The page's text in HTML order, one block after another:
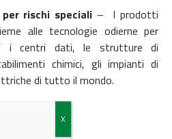
rischi speciali –
I prodotti
alle tecnologie odierne per
i centri dati, le strutture di
chimici, gli impianti di
di tutto il mondo.